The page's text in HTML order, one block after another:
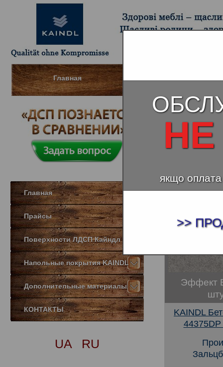
Главная
Главная
Прайсы
Поверхности ЛДСП Кайндл
Напольные покрытия KAINDL
Дополнительные материалы
КОНТАКТЫ
UA RU
С
Эффект
KAINDL
якщо
>>